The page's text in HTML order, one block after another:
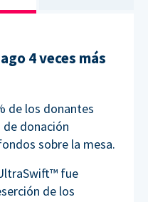
4 veces más
de los donantes
donación
sobre la mesa.
fue
de los